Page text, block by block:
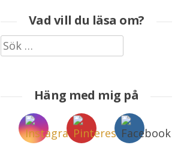
Vad vill du läsa om?
Sök
efter:
Häng med mig på